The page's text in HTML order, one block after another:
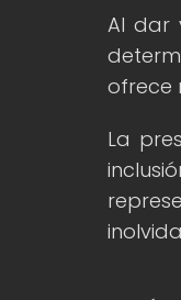
Al dar
ofrece
La